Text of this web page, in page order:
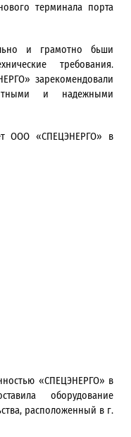
терминала порта
и грамотно бьши
требования.
зарекомендовали
и надежными
ООО «СПЕЦЭНЕРГО» в
«СПЕЦЭНЕРГО» в
оборудование
расположенный в г.